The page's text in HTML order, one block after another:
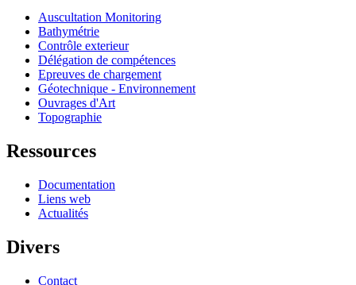
Auscultation Monitoring
Bathymétrie
Contrôle exterieur
Délégation de compétences
Epreuves de chargement
Géotechnique - Environnement
Ouvrages d'Art
Topographie
Ressources
Documentation
Liens web
Actualités
Divers
Contact